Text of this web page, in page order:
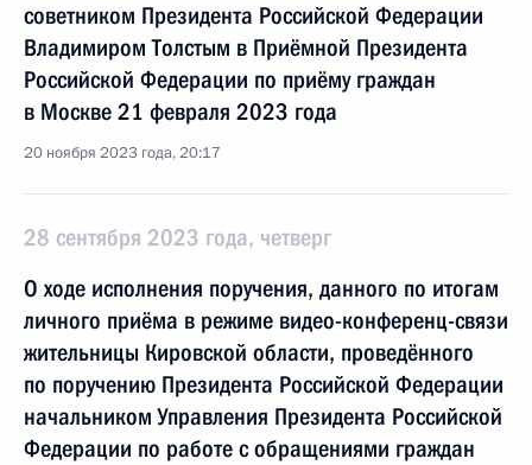
советником Президента Российской Федерации
Владимиром Толстым в Приёмной Президента
Российской Федерации по приёму граждан
в Москве 21 февраля 2023 года
20 ноября 2023 года, 20:17
28 сентября 2023 года, четверг
О ходе исполнения поручения, данного по итогам
личного приёма в режиме видео-конференц-связи
жительницы Кировской области, проведённого
по поручению Президента Российской Федерации
начальником Управления Президента Российской
Федерации по работе с обращениями граждан